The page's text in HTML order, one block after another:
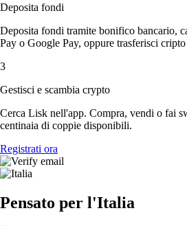
Deposita fondi
Deposita fondi tramite bonifico bancario,
Pay o Google Pay, oppure trasferisci
3
Gestisci e scambia crypto
Cerca Lisk nell'app. Compra, vendi o fai
centinaia di coppie disponibili.
Registrati ora
Pensato per l'Italia